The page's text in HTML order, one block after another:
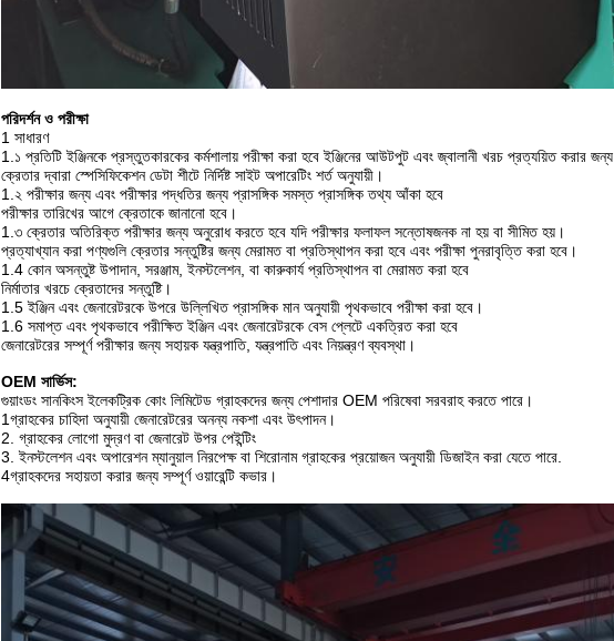
পরিদর্শন ও পরীক্ষা
1 সাধারণ
1.১ প্রতিটি ইঞ্জিনকে প্রস্তুতকারকের কর্মশালায় পরীক্ষা করা হবে ইঞ্জিনের আউটপুট এবং জ্বালানী খরচ প্রত্যয়িত করার জন্য
ক্রেতার দ্বারা স্পেসিফিকেশন ডেটা শীটে নির্দিষ্ট সাইট অপারেটিং শর্ত অনুযায়ী।
1.২ পরীক্ষার জন্য এবং পরীক্ষার পদ্ধতির জন্য প্রাসঙ্গিক সমস্ত প্রাসঙ্গিক তথ্য আঁকা হবে
পরীক্ষার তারিখের আগে ক্রেতাকে জানানো হবে।
1.৩ ক্রেতার অতিরিক্ত পরীক্ষার জন্য অনুরোধ করতে হবে যদি পরীক্ষার ফলাফল সন্তোষজনক না হয় বা সীমিত হয়।
প্রত্যাখ্যান করা পণ্যগুলি ক্রেতার সন্তুষ্টির জন্য মেরামত বা প্রতিস্থাপন করা হবে এবং পরীক্ষা পুনরাবৃত্তি করা হবে।
1.4 কোন অসন্তুষ্ট উপাদান, সরঞ্জাম, ইনস্টলেশন, বা কারুকার্য প্রতিস্থাপন বা মেরামত করা হবে
নির্মাতার খরচে ক্রেতাদের সন্তুষ্টি।
1.5 ইঞ্জিন এবং জেনারেটরকে উপরে উল্লিখিত প্রাসঙ্গিক মান অনুযায়ী পৃথকভাবে পরীক্ষা করা হবে।
1.6 সমাপ্ত এবং পৃথকভাবে পরীক্ষিত ইঞ্জিন এবং জেনারেটরকে বেস প্লেটে একত্রিত করা হবে
জেনারেটরের সম্পূর্ণ পরীক্ষার জন্য সহায়ক যন্ত্রপাতি, যন্ত্রপাতি এবং নিয়ন্ত্রণ ব্যবস্থা।
OEM সার্ভিস:
গুয়াংডং সানকিংস ইলেকট্রিক কোং লিমিটেড গ্রাহকদের জন্য পেশাদার OEM পরিষেবা সরবরাহ করতে পারে।
1গ্রাহকের চাহিদা অনুযায়ী জেনারেটরের অনন্য নকশা এবং উৎপাদন।
2. গ্রাহকের লোগো মুদ্রণ বা জেনারেট উপর পেইন্টিং
3. ইনস্টলেশন এবং অপারেশন ম্যানুয়াল নিরপেক্ষ বা শিরোনাম গ্রাহকের প্রয়োজন অনুযায়ী ডিজাইন করা যেতে পারে.
4গ্রাহকদের সহায়তা করার জন্য সম্পূর্ণ ওয়ারেন্টি কভার।